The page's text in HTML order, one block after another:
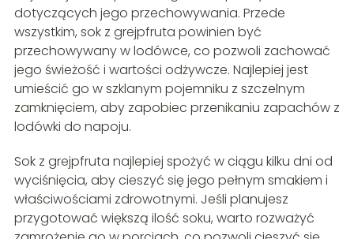
dotyczących jego przechowywania. Przede
wszystkim, sok z grejpfruta powinien być
przechowywany w lodówce, co pozwoli zachować
jego świeżość i wartości odżywcze. Najlepiej jest
umieścić go w szklanym pojemniku z szczelnym
zamknięciem, aby zapobiec przenikaniu zapachów z
lodówki do napoju.
Sok z grejpfruta najlepiej spożyć w ciągu kilku dni od
wyciśnięcia, aby cieszyć się jego pełnym smakiem i
właściwościami zdrowotnymi. Jeśli planujesz
przygotować większą ilość soku, warto rozważyć